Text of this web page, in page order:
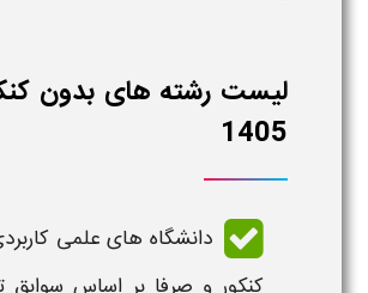
لیست رشته های بدون
1405
دانشگاه های علمی